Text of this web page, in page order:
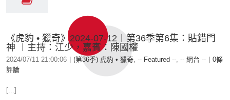
《虎豹 • 獵奇》2024-07-12︱第36季第6集：貼錯門
神 ︱主持：江少，嘉賓：陳國權
2024/07/11 21:00:06 (第36季) 虎豹 • 獵奇, -- Featured --, -- 網台 --
0條
評論
[...]